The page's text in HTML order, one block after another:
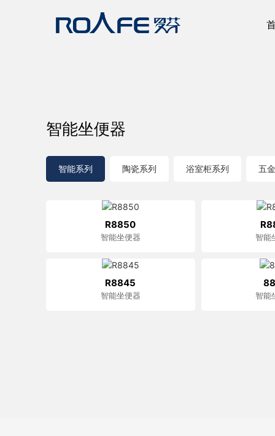
智能坐便器
智能系列 陶瓷系列 浴室柜系列 五
R8850
智能坐便器 智能
R8845
智能坐便器 智能